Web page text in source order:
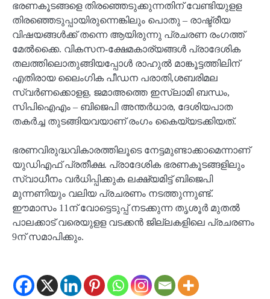
ഭരണകൂടങ്ങളെ തിരഞ്ഞെടുക്കുന്നതിന് വേണ്ടിയുളള
തിരഞ്ഞെടുപ്പായിരുന്നെങ്കിലും പൊതു – രാഷ്ട്രീയ
വിഷയങ്ങൾക്ക് തന്നെ ആയിരുന്നു പ്രചരണ രംഗത്ത്
മേൽക്കൈ. വികസന-ക്ഷേമകാര്യങ്ങൾ പ്രാദേശിക
തലത്തിലൊതുങ്ങിയപ്പോൾ രാഹുൽ മാങ്കൂട്ടത്തിലിന്
എതിരായ ലൈംഗിക പീഡന പരാതി,ശബരിമല
സ്വർണക്കൊളള, ജമാഅത്തെ ഇസ്‌ലാമി ബന്ധം,
സിപിഐഎം – ബിജെപി അന്തർധാര, ദേശിയപാത
തകർച്ച തുടങ്ങിയവയാണ് രംഗം കൈയ്യടക്കിയത്.
ഭരണവിരുദ്ധവികാരത്തിലൂടെ നേട്ടമുണ്ടാക്കാമെന്നാണ്
യുഡിഎഫ് പ്രതീക്ഷ. പ്രാദേശിക ഭരണകൂടങ്ങളിലും
സ്വാധീനം വർധിപ്പിക്കുക ലക്ഷ്യമിട്ട് ബിജെപി
മുന്നണിയും വലിയ പ്രചരണം നടത്തുന്നുണ്ട്.
ഈമാസം 11ന് വോട്ടെടുപ്പ് നടക്കുന്ന തൃശൂർ മുതൽ
പാലക്കാട് വരെയുളള വടക്കൻ ജില്ലകളിലെ പ്രചരണം
9ന് സമാപിക്കും.